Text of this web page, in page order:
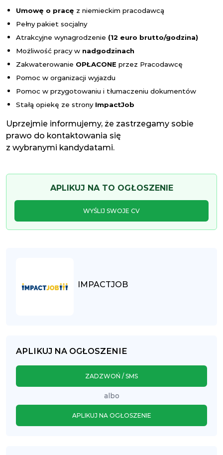
Umowę o pracę z niemieckim pracodawcą
Pełny pakiet socjalny
Atrakcyjne wynagrodzenie (12 euro brutto/godzina)
Możliwość pracy w nadgodzinach
Zakwaterowanie OPŁACONE przez Pracodawcę
Pomoc w organizacji wyjazdu
Pomoc w przygotowaniu i tłumaczeniu dokumentów
Stałą opiekę ze strony ImpactJob
Uprzejmie informujemy, że zastrzegamy sobie
prawo do kontaktowania się
z wybranymi kandydatami.
APLIKUJ NA TO OGŁOSZENIE
WYŚLIJ SWOJE CV
IMPACTJOB
APLIKUJ NA OGŁOSZENIE
ZADZWOŃ / SMS
albo
APLIKUJ NA OGŁOSZENIE